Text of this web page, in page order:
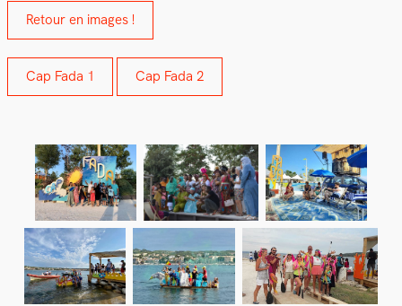
Retour en images !
Cap Fada 1 Cap Fada 2